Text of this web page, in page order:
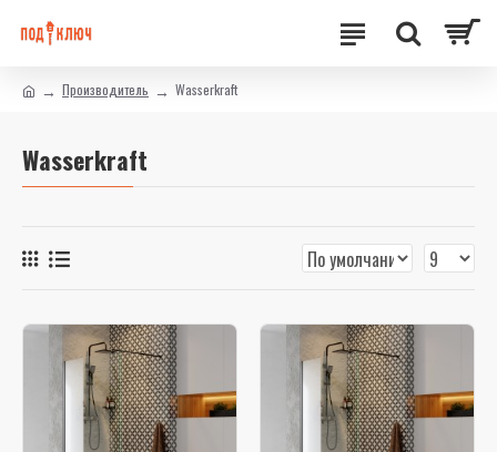
Производитель Wasserkraft
Wasserkraft